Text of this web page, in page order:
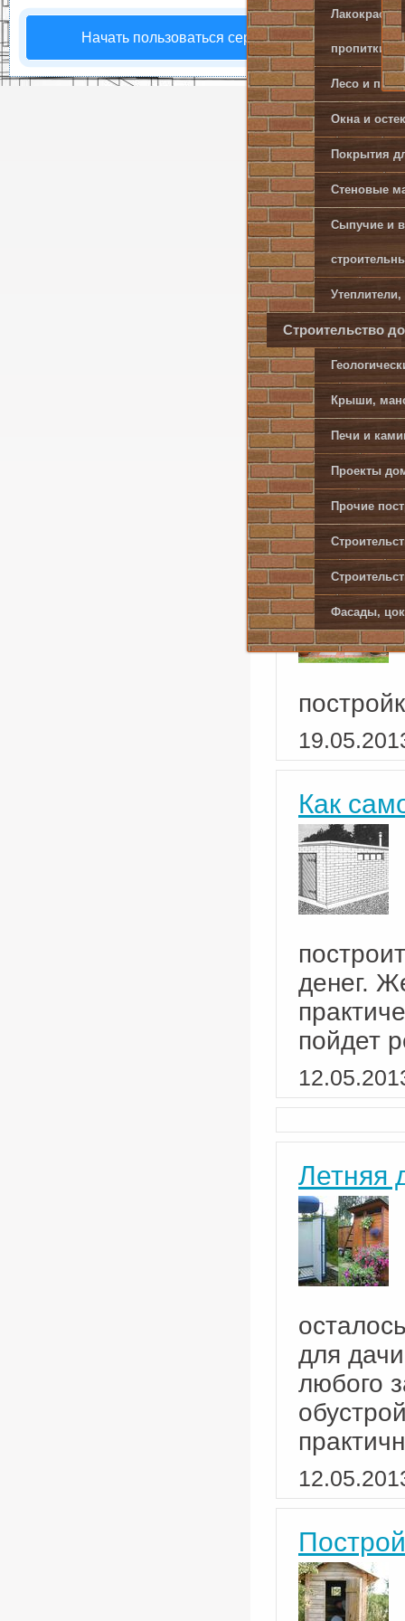
пропитки
Лесо и
Окна и
Покрытия
Стеновые
Сыпучие и
Строительство
Крыши,
Печи и
Проекты
Прочие
Фасады,
Начать пользоваться сервисом
Главная/
участке
Прочие
или
поэтому
Как
Как
денег.
пойдет
Летняя
для
любого